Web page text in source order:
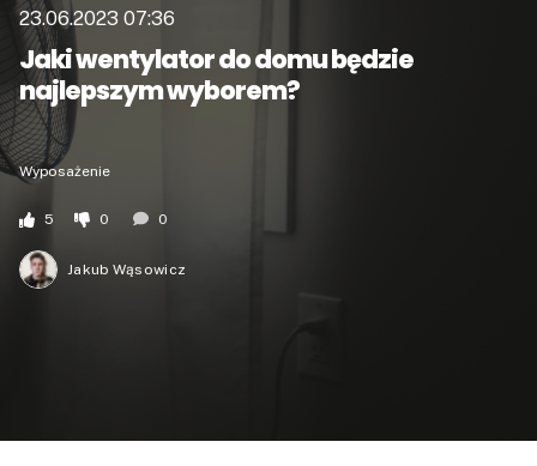
23.06.2023 07:36
Jaki wentylator do domu będzie
najlepszym wyborem?
Wyposażenie
5 0 0
Jakub Wąsowicz